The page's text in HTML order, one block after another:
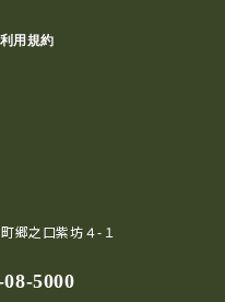
用規約
郷之口紫坊４-１
5000